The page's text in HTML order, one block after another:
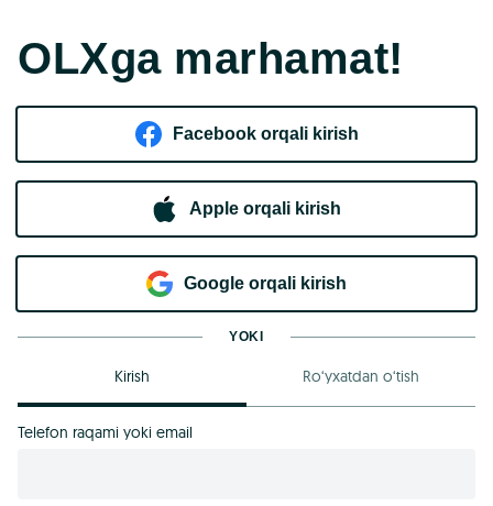
OLXga marhamat!
Facebook orqali kirish​
Apple orqali kirish
Goo​g​le orqali kirish
YOKI
Kirish Ro‘yxatdan o‘tish
Telefon raqami yoki email